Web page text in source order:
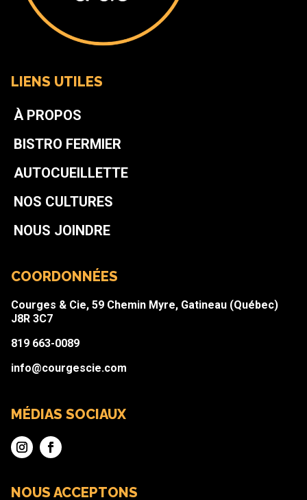
LIENS UTILES
À PROPOS
BISTRO FERMIER
AUTOCUEILLETTE
NOS CULTURES
NOUS JOINDRE
COORDONNÉES
Courges & Cie, 59 Chemin Myre, Gatineau (Québec)
J8R 3C7
819 663-0089
info@courgescie.com
MÉDIAS SOCIAUX
NOUS ACCEPTONS